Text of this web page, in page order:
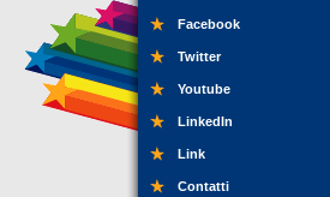
Facebook
Twitter
Youtube
LinkedIn
Link
Contatti